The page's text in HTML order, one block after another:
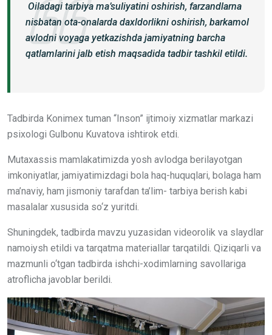
Oiladagi tarbiya ma’suliyatini oshirish, farzandlarna
nisbatan ota-onalarda daxldorlikni oshirish, barkamol
avlodni voyaga yetkazishda jamiyatning barcha
qatlamlarini jalb etish maqsadida tadbir tashkil etildi.
Tadbirda Konimex tuman “Inson” ijtimoiy xizmatlar markazi
psixologi Gulbonu Kuvatova ishtirok etdi.
Mutaxassis mamlakatimizda yosh avlodga berilayotgan
imkoniyatlar, jamiyatimizdagi bola haq-huquqlari, bolaga ham
ma’naviy, ham jismoniy tarafdan ta’lim- tarbiya berish kabi
masalalar xususida so‘z yuritdi.
Shuningdek, tadbirda mavzu yuzasidan videorolik va slaydlar
namoiysh etildi va tarqatma materiallar tarqatildi. Qiziqarli va
mazmunli o‘tgan tadbirda ishchi-xodimlarning savollariga
atroflicha javoblar berildi.